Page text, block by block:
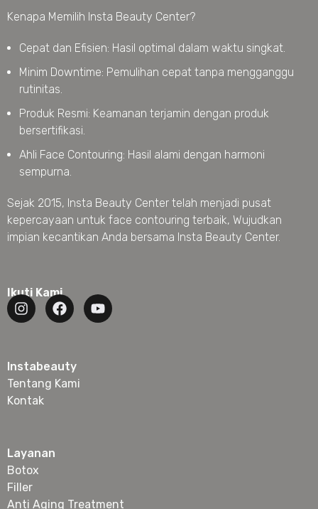
Kenapa Memilih Insta Beauty Center?
Cepat dan Efisien: Hasil optimal dalam waktu singkat.
Minim Downtime: Pemulihan cepat tanpa mengganggu
rutinitas.
Produk Resmi: Keamanan terjamin dengan produk
bersertifikasi.
Ahli Face Contouring: Hasil alami dengan harmoni
sempurna.
Sejak 2015, Insta Beauty Center telah menjadi pusat
kepercayaan untuk face contouring terbaik, Wujudkan
impian kecantikan Anda bersama Insta Beauty Center.
Ikuti Kami
Instabeauty
Tentang Kami
Kontak
Layanan
Botox
Filler
Anti Aging Treatment